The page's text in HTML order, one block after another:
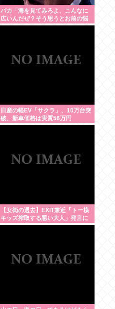
バカ「海を見てみろよ、こんなに
広いんだぜ？そう思うとお前の悩
みなんてちっぽけに思えてくるだ
日産の軽EV「サクラ」、10万台突
破、新車価格は実質56万円
【女衒の過去】EXIT兼近「トー横
キッズ搾取する悪い大人」発言に
ネット大爆笑